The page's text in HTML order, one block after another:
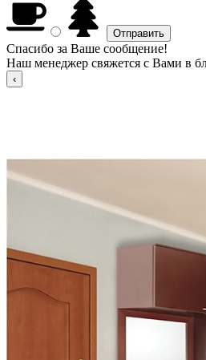
Спасибо за Ваше сообщение!
Наш менеджер свяжется с Вами в